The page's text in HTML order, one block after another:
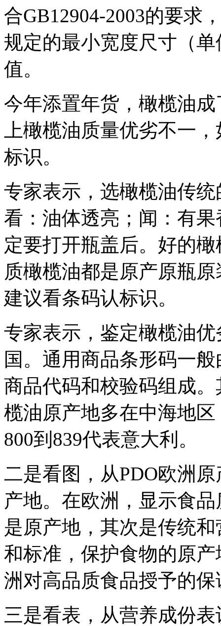
合GB12904-2003的要求
规定的最小宽度尺寸（
值。
今年添置年货，橄榄油
上橄榄油质量优劣不一
标识。
专家表示，选橄榄油传
看：油体透亮；闻：有
定要打开瓶盖后。好的
质橄榄油都是原产原瓶
建议看条码认标识。
专家表示，鉴定橄榄油
国。通用商品条形码一
商品代码和校验码组成
榄油原产地多在中海地
800到839代表意大利。
二是看图，从PDO欧洲
产地。在欧洲，显示食
是原产地，其次是传统
和标准，保护食物的原
洲对高品质食品授予的保
三是看表，从营养成份